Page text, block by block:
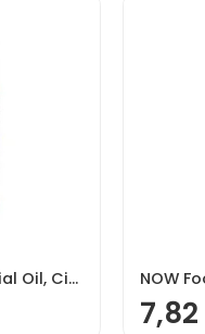
NOW Foods Essential Oil, Citronu eļļa – 30 ml.
7,82